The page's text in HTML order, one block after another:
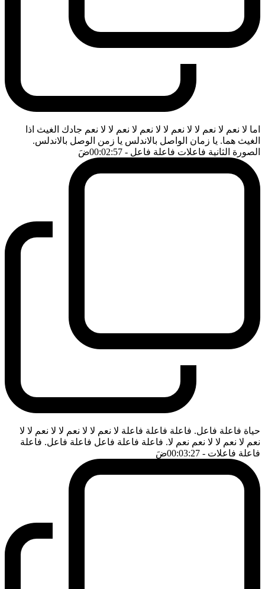
اما لا نعم لا نعم لا لا نعم لا لا نعم لا نعم لا لا نعم جادك الغيث اذا
الغيث هما. يا زمان الواصل بالاندلس يا زمن الوصل بالاندلس.
الصورة الثانية فاعلات فاعلة فاعل - 00:02:57 ضَ
حياة فاعلة فاعل. فاعلة فاعلة فاعلة لا نعم لا لا نعم لا لا نعم لا لا
نعم لا نعم لا لا نعم نعم لا. فاعلة فاعلة فاعل فاعلة فاعل. فاعلة
فاعلة فاعلات - 00:03:27 ضَ